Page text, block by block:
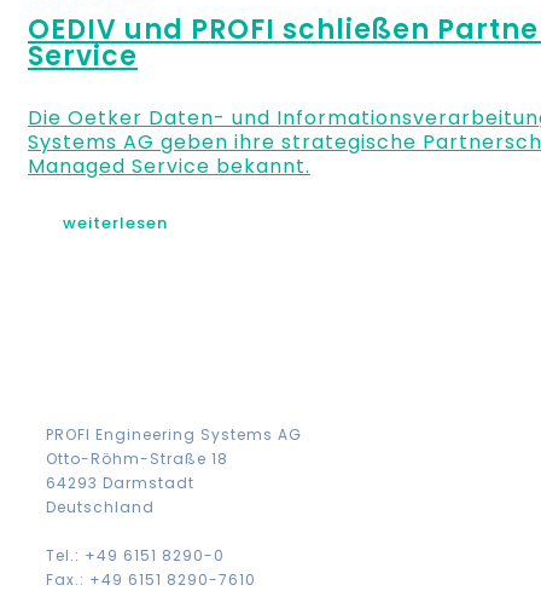
OEDIV und PROFI schließen
Service
Die Oetker Daten- und
Systems AG geben ihre strategische
Managed Service bekannt.
weiterlesen
PROFI Engineering Systems AG
Otto-Röhm-Straße 18
64293 Darmstadt
Deutschland
Tel.: +49 6151 8290-0
Fax.: +49 6151 8290-7610